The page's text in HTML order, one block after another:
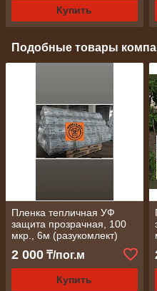
Купить
Подобные товары
Пленка тепличная УФ
защита прозрачная, 100
мкр., 6м (разукомлект)
2 000 ₸/пог.м
Купить